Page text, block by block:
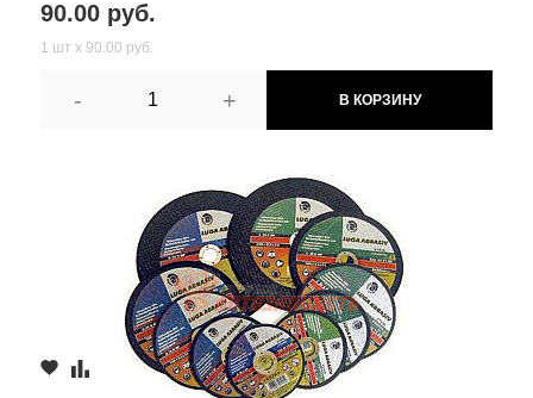
90.00 руб.
1 шт х 90.00 руб.
- + В КОРЗИНУ